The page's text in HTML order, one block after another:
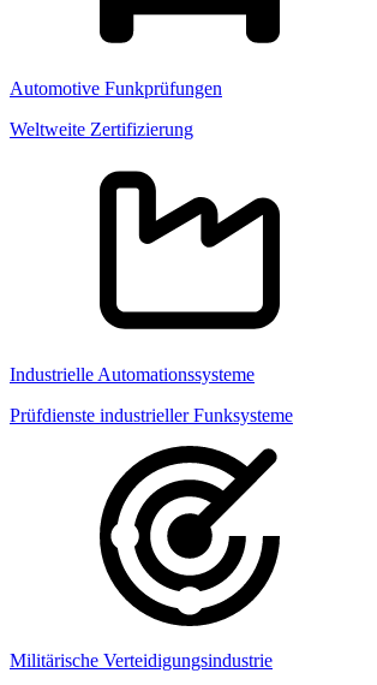
Automotive Funkprüfungen
Weltweite Zertifizierung
Industrielle Automationssysteme
Prüfdienste industrieller Funksysteme
Militärische Verteidigungsindustrie